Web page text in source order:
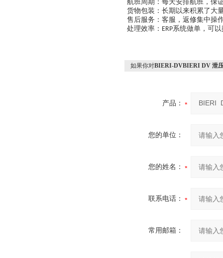
航班周期：每天安排航班，保
货物包装：长期以来积累了大
售后服务：客服，返修集中操
处理效率： ERP系统做单，可
如果你对BIERI-DVBIERI DV 泄
产品：
您的单位：
您的姓名：
联系电话：
常用邮箱：